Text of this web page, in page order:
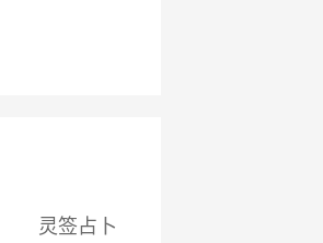
灵签占卜